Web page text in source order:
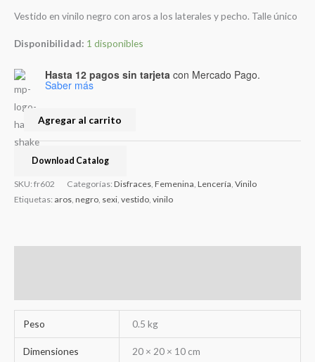
Vestido en vinilo negro con aros a los laterales y pecho. Talle único
Disponibilidad: 1 disponibles
Hasta 12 pagos sin tarjeta con Mercado Pago.
Saber más
Agregar al carrito
Download Catalog
SKU: fr602 Categorías: Disfraces, Femenina, Lencería, Vinilo
Etiquetas: aros, negro, sexi, vestido, vinilo
Peso 0.5 kg
Dimensiones 20 × 20 × 10 cm